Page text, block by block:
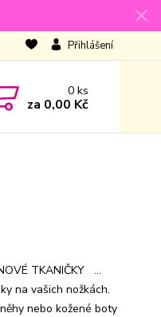
Přihlášení
0ks
za 0,00 Kč
TKANIČKY ...
na vašich nožkách.
nebo kožené boty